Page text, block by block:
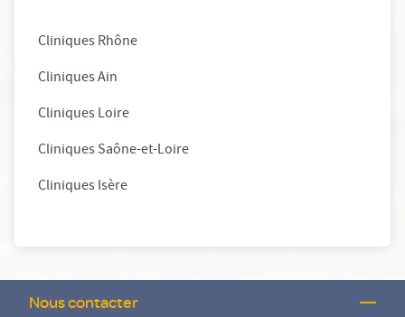
Cliniques Rhône
Cliniques Ain
Cliniques Loire
Cliniques Saône-et-Loire
Cliniques Isère
Nous contacter